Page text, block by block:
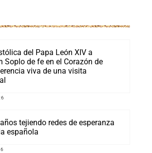
del Papa León XIV a
Soplo de fe en el Corazón de
viva de una visita
tejiendo redes de esperanza
española